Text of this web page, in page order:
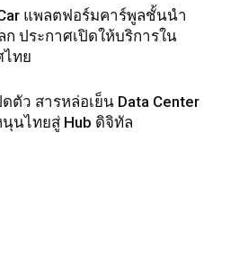
แพลตฟอร์มคาร์พูลชั้นนำ
ก ประกาศเปิดให้บริการใน
ไทย
ดตัว สารหล่อเย็น Data Center
นุนไทยสู่ Hub ดิจิทัล